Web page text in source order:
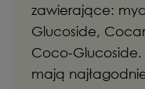
zawierające:
Glucoside,
Coco-
mają